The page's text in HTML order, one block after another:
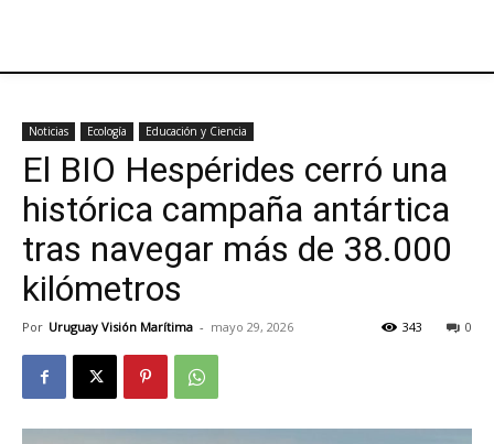
Noticias Ecología Educación y Ciencia
El BIO Hespérides cerró una
histórica campaña antártica
tras navegar más de 38.000
kilómetros
Por Uruguay Visión Marítima - mayo 29, 2026 0
343